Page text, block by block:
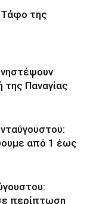
Τάφο της
της Παναγίας
από 1 έως
περίπτωση